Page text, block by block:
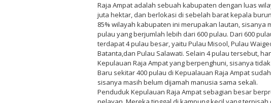
Raja Ampat adalah sebuah kabupaten dengan luas
juta hektar, dan berlokasi di sebelah barat kepala
85% wilayah kabupaten ini merupakan lautan, sisanya
pulau yang berjumlah lebih dari 600 pulau. Dari 600
terdapat 4 pulau besar, yaitu Pulau Misool, Pulau
Batanta,dan Pulau Salawati. Selain 4 pulau tersebut,
Kepulauan Raja Ampat yang berpenghuni, sisanya
Baru sekitar 400 pulau di Kepualauan Raja Ampat
sisanya masih belum dijamah manusia sama sekali.
Penduduk Kepulauan Raja Ampat sebagian besar